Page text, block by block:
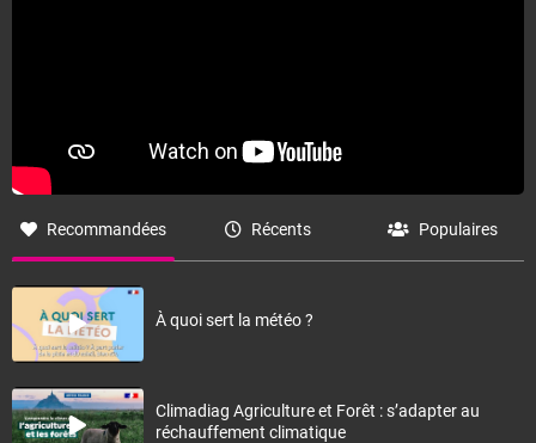
Recommandées Récents Populaires
À quoi sert la météo ?
Climadiag Agriculture et Forêt : s’adapter au
réchauffement climatique